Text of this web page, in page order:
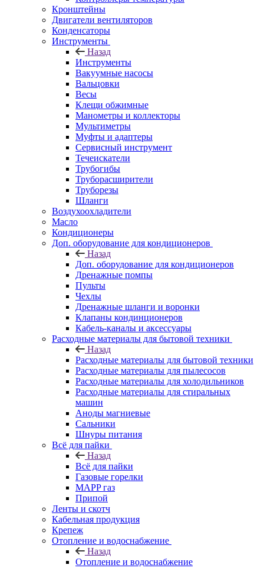
Кронштейны
Двигатели вентиляторов
Конденсаторы
Инструменты
Назад
Инструменты
Вакуумные насосы
Вальцовки
Весы
Клещи обжимные
Манометры и коллекторы
Мультиметры
Муфты и адаптеры
Сервисный инструмент
Течеискатели
Трубогибы
Труборасширители
Труборезы
Шланги
Воздухоохладители
Масло
Кондиционеры
Доп. оборудование для кондиционеров
Назад
Доп. оборудование для кондиционеров
Дренажные помпы
Пульты
Чехлы
Дренажные шланги и воронки
Клапаны кондинционеров
Кабель-каналы и аксессуары
Расходные материалы для бытовой техники
Назад
Расходные материалы для бытовой техники
Расходные материалы для пылесосов
Расходные материалы для холодильников
Расходные материалы для стиральных
машин
Аноды магниевые
Сальники
Шнуры питания
Всё для пайки
Назад
Всё для пайки
Газовые горелки
MAPP газ
Припой
Ленты и скотч
Кабельная продукция
Крепеж
Отопление и водоснабжение
Назад
Отопление и водоснабжение